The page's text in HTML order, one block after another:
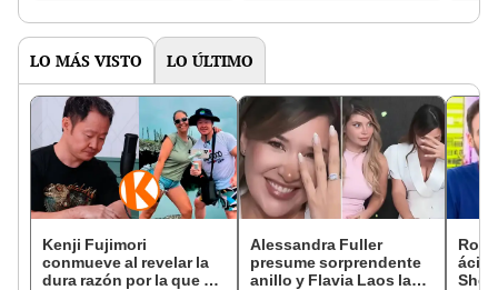
LO MÁS VISTO LO ÚLTIMO
Kenji Fujimori
conmueve al revelar la
dura razón por la que no
Alessandra Fuller
presume sorprendente
anillo y Flavia Laos la